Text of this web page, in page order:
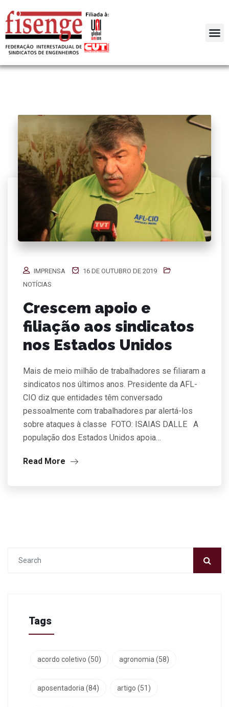
IMPRENSA
16 DE OUTUBRO DE 2019
NOTÍCIAS
Crescem apoio e
filiação aos sindicatos
nos Estados Unidos
Mais de meio milhão de trabalhadores se filiaram a
sindicatos nos últimos anos. Presidente da AFL-
CIO diz que entidades têm conversado
pessoalmente com trabalhadores par alertá-los
sobre ataques à classe FOTO: ISAIAS DALLE A
população dos Estados Unidos apoia…
Read More
Tags
acordo coletivo (50) agronomia (58)
aposentadoria (84) artigo (51)